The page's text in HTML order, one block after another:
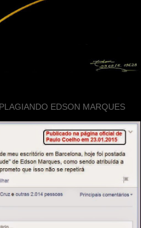
EDSON MARQUES